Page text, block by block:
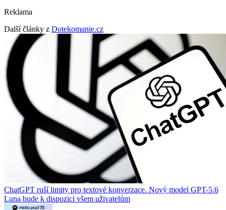
Reklama
Další články z Dotekomanie.cz
ChatGPT ruší limity pro textové konverzace. Nový model GPT-5.6
Luna bude k dispozici všem uživatelům